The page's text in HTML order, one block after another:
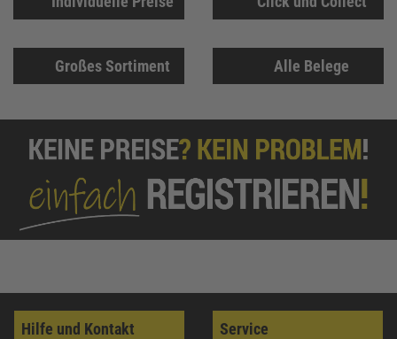
Großes Sortiment Alle Belege
Hilfe und Kontakt Service